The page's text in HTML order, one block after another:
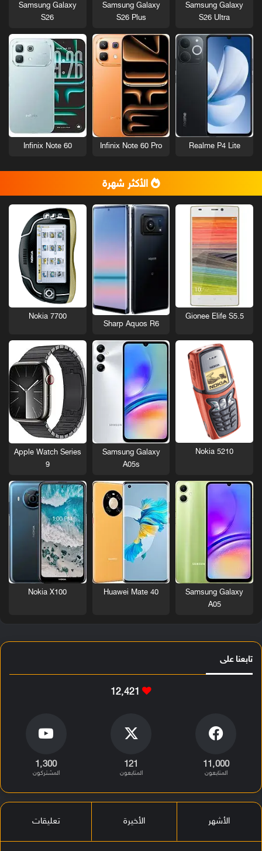
Samsung Galaxy
S26 Ultra
Samsung Galaxy
S26 Plus
Samsung Galaxy
S26
Realme P4 Lite
Infinix Note 60 Pro
Infinix Note 60
الأكثر شهرة
Gionee Elife S5.5
Sharp Aquos R6
Nokia 7700
Nokia 5210
Samsung Galaxy
A05s
Apple Watch Series
9
Samsung Galaxy
A05
Huawei Mate 40
Nokia X100
تابعنا على
12٬421
11٬000
المتابعون
121
المتابعون
1٬300
المشتركون
الأشهر الأخيرة تعليقات